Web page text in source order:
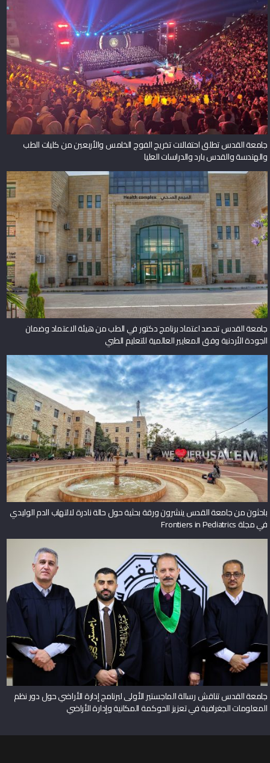
جامعة القدس تطلق احتفالات تخريج الفوج الخامس والأربعين من كليات الطب
والهندسة والقدس بارد والدراسات العليا
جامعة القدس تحصد اعتماد برنامج دكتور في الطب من هيئة الاعتماد وضمان
الجودة الأردنية وفق المعايير العالمية للتعليم الطبي
باحثون من جامعة القدس ينشرون ورقة بحثية حول حالة نادرة لالتهاب الدم الوليدي
في مجلة Frontiers in Pediatrics
جامعة القدس تناقش رسالة الماجستير الأولى لبرنامج إدارة الأراضي حول دور نظم
المعلومات الجغرافية في تعزيز الحوكمة المكانية وإدارة الأراضي